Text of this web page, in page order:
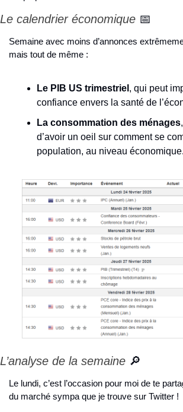
Le calendrier économique 📅
Semaine avec moins d’annonces
mais tout de même :
Le PIB US trimestriel , qui peut
confiance envers la santé de
La consommation des ménages
d’avoir un oeil sur comment se
population, au niveau économique.
L’analyse de la semaine 🔎
Le lundi, c’est l’occasion pour moi de te
du marché sympa que je trouve sur Twitter !